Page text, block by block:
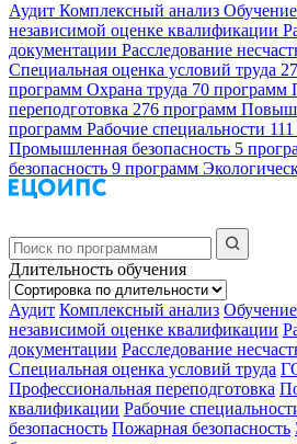
Аудит Комплексный анализ
независимой оценке квалификации
документации Расследование
Специальная оценка условий труда
программ Охрана труда 70 программ
переподготовка 276 программ
программ Рабочие специальности
Промышленная безопасность 5
безопасность 9 программ
Длительность обучения
Аудит Комплексный анализ
независимой оценке квалификации
документации Расследование
Специальная оценка условий труда
Профессиональная переподготовка
квалификации Рабочие
безопасность Пожарная безопасность